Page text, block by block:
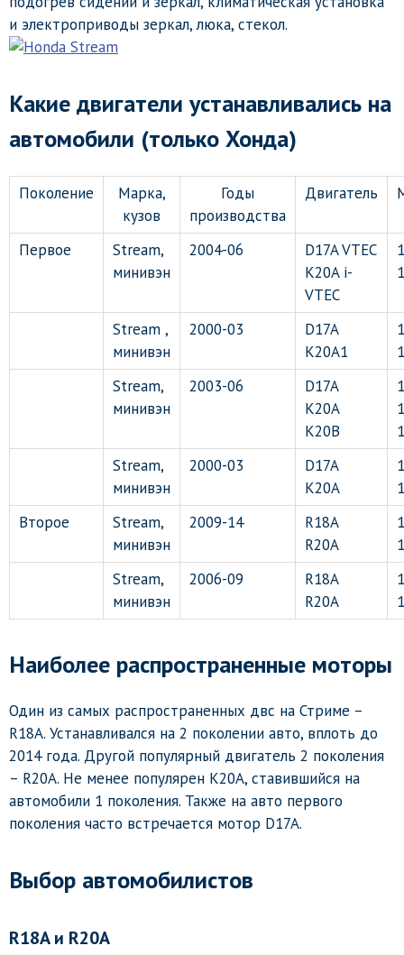
и электроприводы зеркал, люка, стекол.
Какие двигатели устанавливались на
автомобили (только Хонда)
Поколение
Марка,
кузов
Годы
производства
Двигатель
Первое
Stream,
минивэн
2004-06
D17A VTEC
K20A i-
VTEC
Stream ,
минивэн
2000-03
D17A
K20A1
Stream,
минивэн
2003-06
D17A
K20A
K20B
Stream,
минивэн
2000-03
D17A
K20A
Второе
Stream,
минивэн
2009-14
R18A
R20A
Stream,
минивэн
2006-09
R18A
R20A
Наиболее распространенные моторы
Один из самых распространенных двс на Стриме –
R18A. Устанавливался на 2 поколении авто, вплоть до
2014 года. Другой популярный двигатель 2 поколения
– R20A. Не менее популярен K20A, ставившийся на
автомобили 1 поколения. Также на авто первого
поколения часто встречается мотор D17A.
Выбор автомобилистов
R18A и R20A